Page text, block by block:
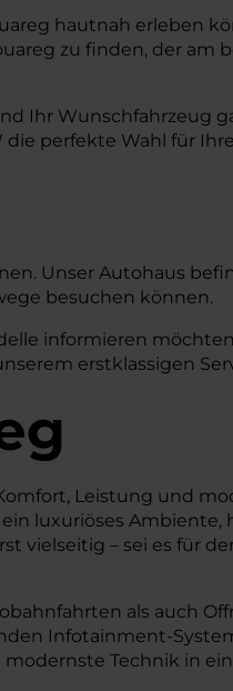
hautnah erleben
zu finden, der am
Ihr Wunschfahrzeug
die perfekte Wahl für
Unser Autohaus
besuchen können.
informieren
erstklassigen
Leistung und
luxuriöses Ambiente,
vielseitig – sei es für
als auch
Infotainment-
Technik in